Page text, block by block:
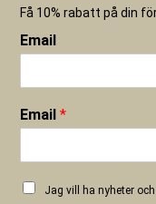
Få 10% rabatt på din
Email
Email *
Jag vill ha nyheter